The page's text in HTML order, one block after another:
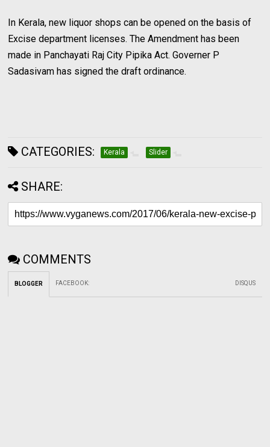
In Kerala, new liquor shops can be opened on the basis of
Excise department licenses. The Amendment has been
made in Panchayati Raj City Pipika Act. Governer P
Sadasivam has signed the draft ordinance.
CATEGORIES: Kerala Slider
SHARE:
COMMENTS
BLOGGER FACEBOOK: DISQUS